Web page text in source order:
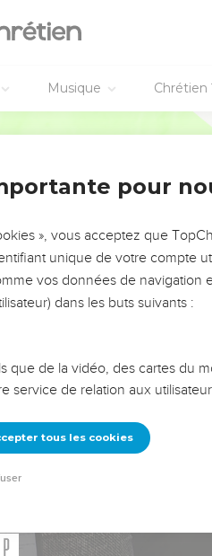
Musique Chrétien
Mais on voit
ce sont
leurs erreurs
une famille,
pour
», vous acceptez que
unique de votre compte
vos données de navigation
dans les buts suivants :
que de la vidéo, des cartes du
service de relation aux
tous les cookies